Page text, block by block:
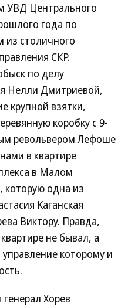
УВД Центрального
года по
из столичного
СКР.
по делу
Нелли Дмитриевой,
крупной взятки,
коробку с 9-
револьвером Лефоше
в квартире
в Малом
которую одна из
Каганская
Виктору. Правда,
не бывал, а
которому и
Хорев